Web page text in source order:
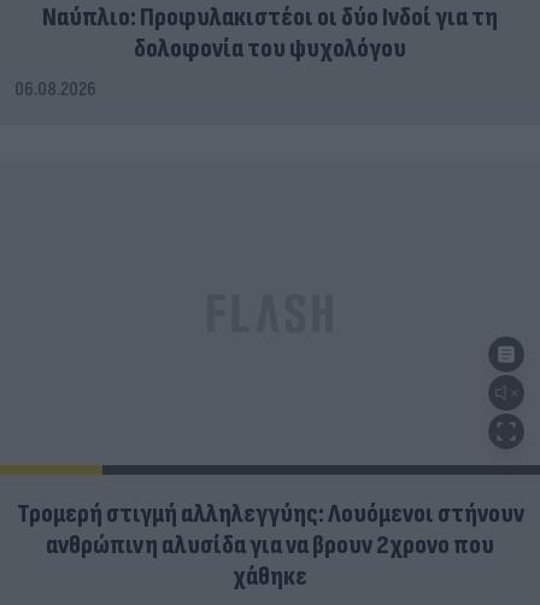
Ναύπλιο: Προφυλακιστέοι οι δύο Ινδοί για τη
δολοφονία του ψυχολόγου
06.08.2026
Τρομερή στιγμή αλληλεγγύης: Λουόμενοι στήνουν
ανθρώπινη αλυσίδα για να βρουν 2χρονο που
χάθηκε